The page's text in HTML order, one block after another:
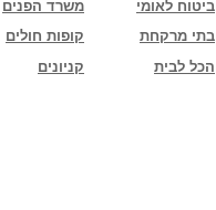
משרד הפנים ביטוח לאומי
קופות חולים בתי מרקחת
קניונים
הכל לבית